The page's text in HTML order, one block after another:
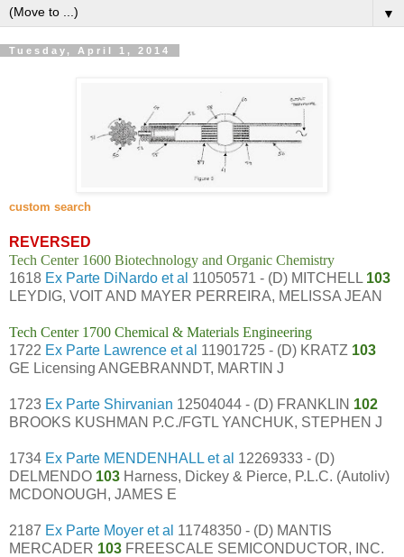
▼
Tuesday, April 1, 2014
custom search
REVERSED
Tech Center 1600 Biotechnology and Organic Chemistry
1618 Ex Parte DiNardo et al 11050571 - (D) MITCHELL 103
LEYDIG, VOIT AND MAYER PERREIRA, MELISSA JEAN
Tech Center 1700 Chemical & Materials Engineering
1722 Ex Parte Lawrence et al 11901725 - (D) KRATZ 103
GE Licensing ANGEBRANNDT, MARTIN J
1723 Ex Parte Shirvanian 12504044 - (D) FRANKLIN 102
BROOKS KUSHMAN P.C./FGTL YANCHUK, STEPHEN J
1734 Ex Parte MENDENHALL et al 12269333 - (D)
DELMENDO 103 Harness, Dickey & Pierce, P.L.C. (Autoliv)
MCDONOUGH, JAMES E
2187 Ex Parte Moyer et al 11748350 - (D) MANTIS
MERCADER 103 FREESCALE SEMICONDUCTOR, INC.